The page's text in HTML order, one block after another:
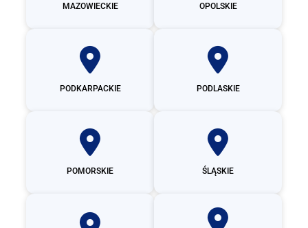
MAZOWIECKIE OPOLSKIE
PODKARPACKIE PODLASKIE
POMORSKIE ŚLĄSKIE